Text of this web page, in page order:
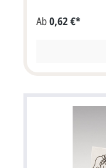
sollen, müssten Sie
Ab0,62 €*